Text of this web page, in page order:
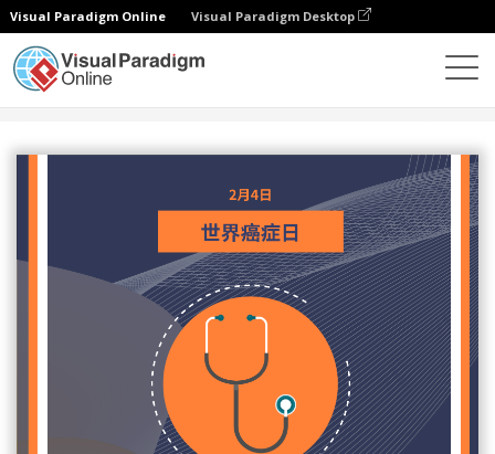
Visual Paradigm Online Visual Paradigm Desktop